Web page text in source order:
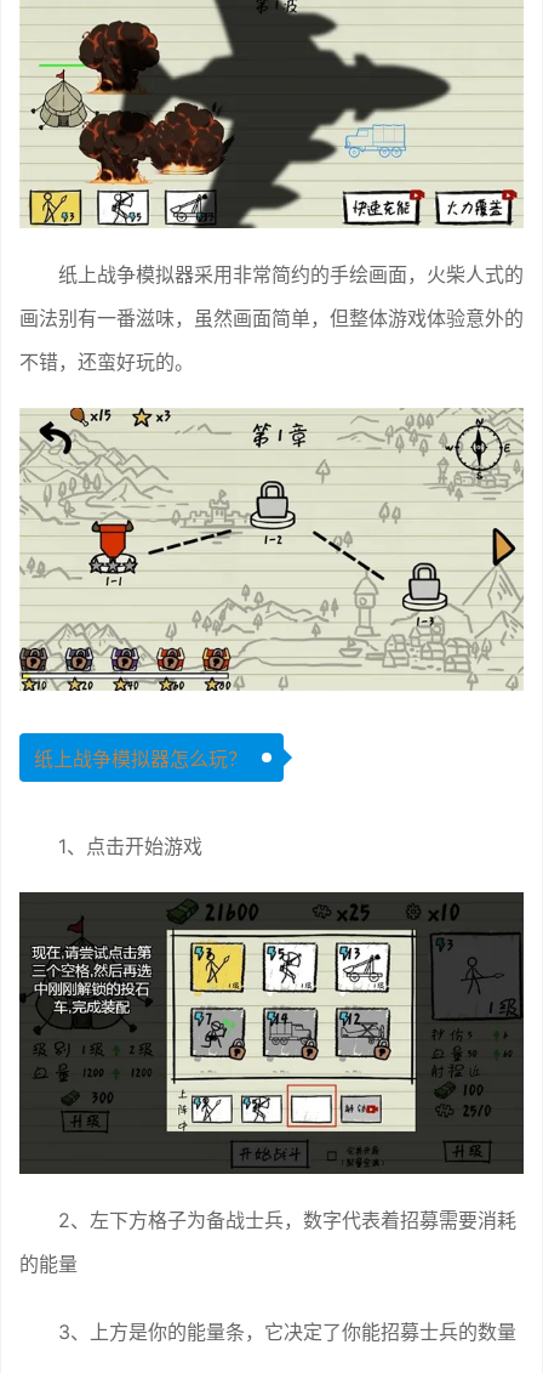
纸上战争模拟器采用非常简约的手绘画面，火柴人式的
画法别有一番滋味，虽然画面简单，但整体游戏体验意外的
不错，还蛮好玩的。
纸上战争模拟器怎么玩？
1、点击开始游戏
2、左下方格子为备战士兵，数字代表着招募需要消耗
的能量
3、上方是你的能量条，它决定了你能招募士兵的数量